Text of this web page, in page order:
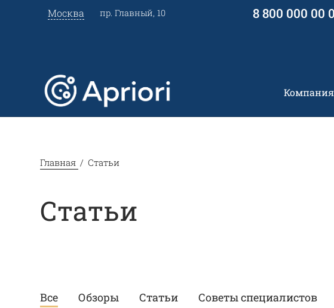
Москва пр. Главный, 10 8 800 000 00
Компания
Главная Статьи
Статьи
Все Обзоры Статьи Советы специалистов